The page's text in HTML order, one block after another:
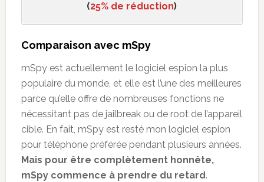
(25% de réduction)
Comparaison avec mSpy
mSpy est actuellement le logiciel espion la plus
populaire du monde, et elle est l’une des meilleures
parce qu’elle offre de nombreuses fonctions ne
nécessitant pas de jailbreak ou de root de l’appareil
cible. En fait, mSpy est resté mon logiciel espion
pour téléphone préférée pendant plusieurs années.
Mais pour être complètement honnête,
mSpy commence à prendre du retard.